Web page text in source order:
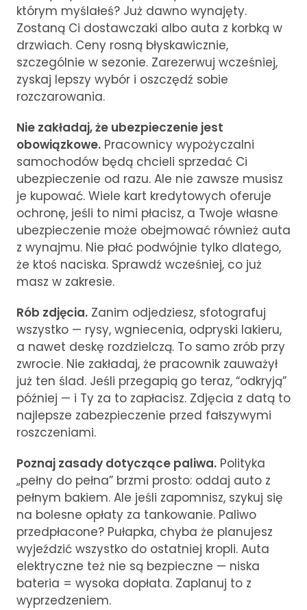
którym myślałeś? Już dawno wynajęty.
Zostaną Ci dostawczaki albo auta z korbką w
drzwiach. Ceny rosną błyskawicznie,
szczególnie w sezonie. Zarezerwuj wcześniej,
zyskaj lepszy wybór i oszczędź sobie
rozczarowania.
Nie zakładaj, że ubezpieczenie jest
obowiązkowe. Pracownicy wypożyczalni
samochodów będą chcieli sprzedać Ci
ubezpieczenie od razu. Ale nie zawsze musisz
je kupować. Wiele kart kredytowych oferuje
ochronę, jeśli to nimi płacisz, a Twoje własne
ubezpieczenie może obejmować również auta
z wynajmu. Nie płać podwójnie tylko dlatego,
że ktoś naciska. Sprawdź wcześniej, co już
masz w zakresie.
Rób zdjęcia. Zanim odjedziesz, sfotografuj
wszystko — rysy, wgniecenia, odpryski lakieru,
a nawet deskę rozdzielczą. To samo zrób przy
zwrocie. Nie zakładaj, że pracownik zauważył
już ten ślad. Jeśli przegapią go teraz, “odkryją”
później — i Ty za to zapłacisz. Zdjęcia z datą to
najlepsze zabezpieczenie przed fałszywymi
roszczeniami.
Poznaj zasady dotyczące paliwa. Polityka
„pełny do pełna” brzmi prosto: oddaj auto z
pełnym bakiem. Ale jeśli zapomnisz, szykuj się
na bolesne opłaty za tankowanie. Paliwo
przedpłacone? Pułapka, chyba że planujesz
wyjeździć wszystko do ostatniej kropli. Auta
elektryczne też nie są bezpieczne — niska
bateria = wysoka dopłata. Zaplanuj to z
wyprzedzeniem.